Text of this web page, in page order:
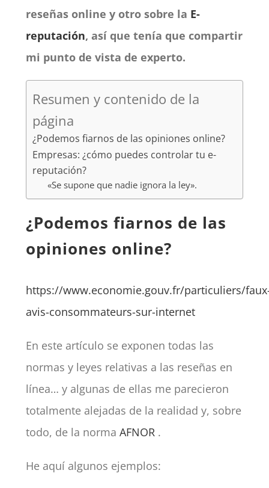
reseñas online y otro sobre la E-
reputación, así que tenía que compartir
mi punto de vista de experto.
Resumen y contenido de la
página
¿Podemos fiarnos de las opiniones online?
Empresas: ¿cómo puedes controlar tu e-
reputación?
«Se supone que nadie ignora la ley».
¿Podemos fiarnos de las
opiniones online?
https://www.economie.gouv.fr/particuliers/
avis-consommateurs-sur-internet
En este artículo se exponen todas las
normas y leyes relativas a las reseñas en
línea… y algunas de ellas me parecieron
totalmente alejadas de la realidad y, sobre
todo, de la norma AFNOR .
He aquí algunos ejemplos: